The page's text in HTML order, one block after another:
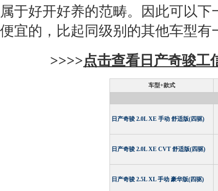
属于好开好养的范畴。因此可以下
便宜的，比起同级别的其他车型有
>>>>点击查看日产奇骏工
车型+款式
日产奇骏 2.0L XE 手动 舒适版(四驱)
日产奇骏 2.0L XE CVT 舒适版(四驱)
日产奇骏 2.5L XL 手动 豪华版(四驱)